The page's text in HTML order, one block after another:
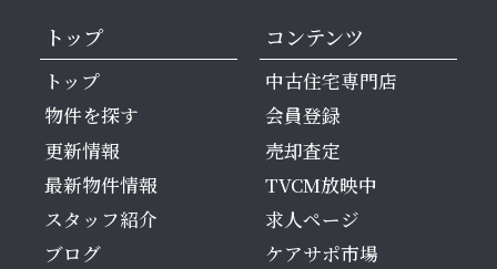
トップ
トップ
物件を探す
更新情報
最新物件情報
スタッフ紹介
ブログ
コンテンツ
中古住宅専門店
会員登録
売却査定
TVCM放映中
求人ページ
ケアサポ市場